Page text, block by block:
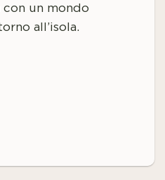
con un mondo
all’isola.